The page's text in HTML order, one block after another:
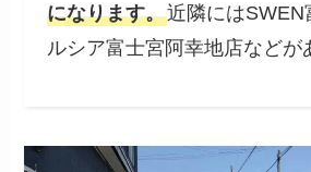
になります。近隣にはSWEN
ルシア富士宮阿幸地店などが